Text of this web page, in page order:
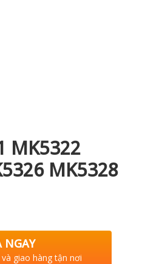
MK5322
MK5328
NGAY
giao hàng tận nơi